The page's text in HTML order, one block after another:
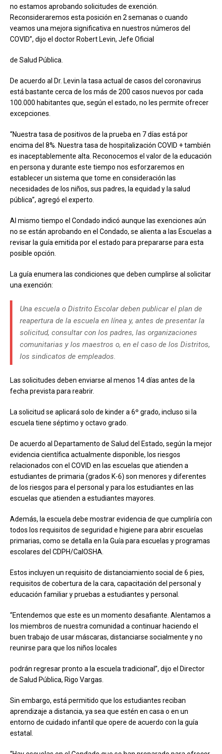
no estamos aprobando solicitudes de exención.
Reconsideraremos esta posición en 2 semanas o cuando
veamos una mejora significativa en nuestros números del
COVID”, dijo el doctor Robert Levin, Jefe Oficial
de Salud Pública.
De acuerdo al Dr. Levin la tasa actual de casos del coronavirus
está bastante cerca de los más de 200 casos nuevos por cada
100.000 habitantes que, según el estado, no les permite ofrecer
excepciones.
“Nuestra tasa de positivos de la prueba en 7 días está por
encima del 8%. Nuestra tasa de hospitalización COVID + también
es inaceptablemente alta. Reconocemos el valor de la educación
en persona y durante este tiempo nos esforzaremos en
establecer un sistema que tome en consideración las
necesidades de los niños, sus padres, la equidad y la salud
pública”, agregó el experto.
Al mismo tiempo el Condado indicó aunque las exenciones aún
no se están aprobando en el Condado, se alienta a las Escuelas a
revisar la guía emitida por el estado para prepararse para esta
posible opción.
La guía enumera las condiciones que deben cumplirse al solicitar
una exención:
Una escuela o Distrito Escolar deben publicar el plan de
reapertura de la escuela en línea y, antes de presentar la
solicitud, consultar con los padres, las organizaciones
comunitarias y los maestros o, en el caso de los Distritos,
los sindicatos de empleados.
Las solicitudes deben enviarse al menos 14 días antes de la
fecha prevista para reabrir.
La solicitud se aplicará solo de kinder a 6º grado, incluso si la
escuela tiene séptimo y octavo grado.
De acuerdo al Departamento de Salud del Estado, según la mejor
evidencia científica actualmente disponible, los riesgos
relacionados con el COVID en las escuelas que atienden a
estudiantes de primaria (grados K-6) son menores y diferentes
de los riesgos para el personal y para los estudiantes en las
escuelas que atienden a estudiantes mayores.
Además, la escuela debe mostrar evidencia de que cumpliría con
todos los requisitos de seguridad e higiene para abrir escuelas
primarias, como se detalla en la Guía para escuelas y programas
escolares del CDPH/CalOSHA.
Estos incluyen un requisito de distanciamiento social de 6 pies,
requisitos de cobertura de la cara, capacitación del personal y
educación familiar y pruebas a estudiantes y personal.
“Entendemos que este es un momento desafiante. Alentamos a
los miembros de nuestra comunidad a continuar haciendo el
buen trabajo de usar máscaras, distanciarse socialmente y no
reunirse para que los niños locales
podrán regresar pronto a la escuela tradicional”, dijo el Director
de Salud Pública, Rigo Vargas.
Sin embargo, está permitido que los estudiantes reciban
aprendizaje a distancia, ya sea que estén en casa o en un
entorno de cuidado infantil que opere de acuerdo con la guía
estatal.